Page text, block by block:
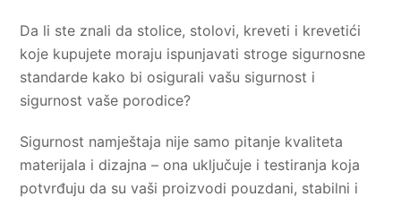
Da li ste znali da stolice, stolovi, kreveti i krevetići
koje kupujete moraju ispunjavati stroge sigurnosne
standarde kako bi osigurali vašu sigurnost i
sigurnost vaše porodice?
Sigurnost namještaja nije samo pitanje kvaliteta
materijala i dizajna – ona uključuje i testiranja koja
potvrđuju da su vaši proizvodi pouzdani, stabilni i